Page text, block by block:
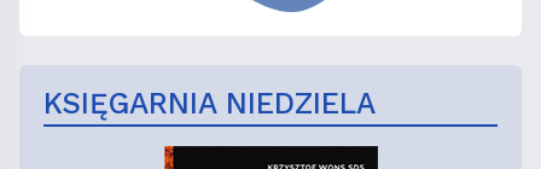
KSIĘGARNIA NIEDZIELA